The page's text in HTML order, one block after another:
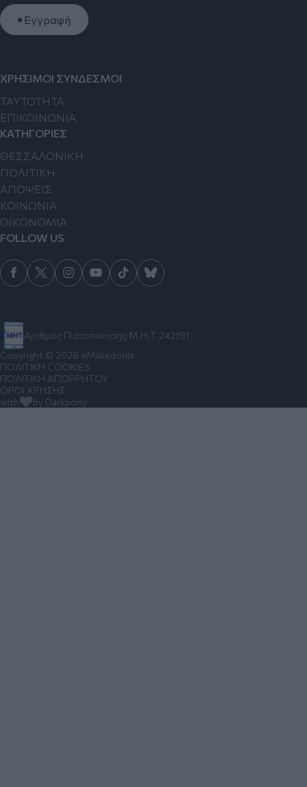
Εγγραφή
Αριθμός Πιστοποίησης Μ.Η.Τ.242191
ΧΡΗΣΙΜΟΙ ΣΥΝΔΕΣΜΟΙ
TAYTOTHTA
ΕΠΙΚΟΙΝΩΝΙΑ
ΚΑΤΗΓΟΡΙΕΣ
ΘΕΣΣΑΛΟΝΙΚΗ
ΠΟΛΙΤΙΚΗ
ΑΠΟΨΕΙΣ
ΚΟΙΝΩΝΙΑ
ΟΙΚΟΝΟΜΙΑ
FOLLOW US
Copyright © 2026 eMakedonia
ΠΟΛΙΤΙΚΗ COOKIES
ΠΟΛΙΤΙΚΗ ΑΠΟΡΡΗΤΟΥ
ΟΡΟΙ ΧΡΗΣΗΣ
with
by Darkpony